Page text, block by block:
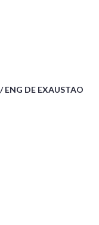
ENG DE EXAUSTAO